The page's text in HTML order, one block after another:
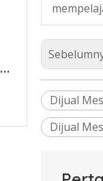
Pemasok Motor Mesin Cuci Tanpa Sikat Otomatis
Dijual
Dijual